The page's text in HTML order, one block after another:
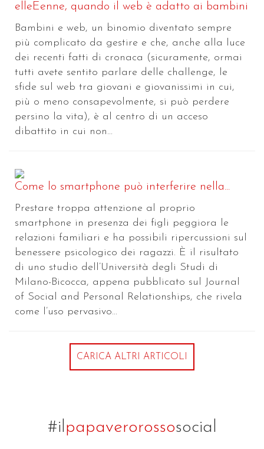
elleEenne, quando il web è adatto ai bambini
Bambini e web, un binomio diventato sempre
più complicato da gestire e che, anche alla luce
dei recenti fatti di cronaca (sicuramente, ormai
tutti avete sentito parlare delle challenge, le
sfide sul web tra giovani e giovanissimi in cui,
più o meno consapevolmente, si può perdere
persino la vita), è al centro di un acceso
dibattito in cui non...
Come lo smartphone può interferire nella...
Prestare troppa attenzione al proprio
smartphone in presenza dei figli peggiora le
relazioni familiari e ha possibili ripercussioni sul
benessere psicologico dei ragazzi. È il risultato
di uno studio dell’Università degli Studi di
Milano-Bicocca, appena pubblicato sul Journal
of Social and Personal Relationships, che rivela
come l’uso pervasivo...
CARICA ALTRI ARTICOLI
#ilpapaverorossosocial